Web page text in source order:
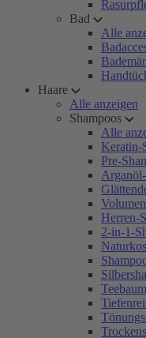
Bad
Alle
Haare
Alle anzeigen
Shampoos
Alle
Keratin-
Pre-
Herren-
2-in-1-